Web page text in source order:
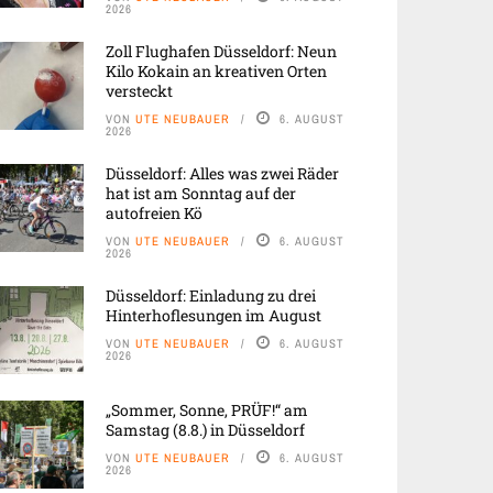
2026
Zoll Flughafen Düsseldorf: Neun
Kilo Kokain an kreativen Orten
versteckt
VON UTE NEUBAUER 6. AUGUST
2026
Düsseldorf: Alles was zwei Räder
hat ist am Sonntag auf der
autofreien Kö
VON UTE NEUBAUER 6. AUGUST
2026
Düsseldorf: Einladung zu drei
Hinterhoflesungen im August
VON UTE NEUBAUER 6. AUGUST
2026
„Sommer, Sonne, PRÜF!“ am
Samstag (8.8.) in Düsseldorf
VON UTE NEUBAUER 6. AUGUST
2026